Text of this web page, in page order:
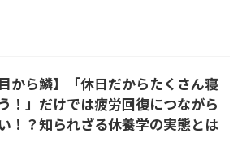
目から鱗】「休日だからたくさん寝
！」だけでは疲労回復につながら
！？知られざる休養学の実態とは